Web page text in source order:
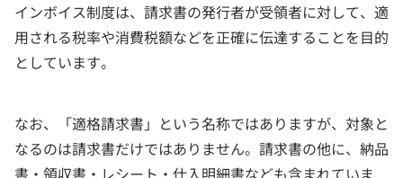
インボイス制度は、請求書の発行者が受領者に対して、適
用される税率や消費税額などを正確に伝達することを目的
としています。
なお、「適格請求書」という名称ではありますが、対象と
なるのは請求書だけではありません。請求書の他に、納品
書・領収書・レシート・仕入明細書なども含まれていま